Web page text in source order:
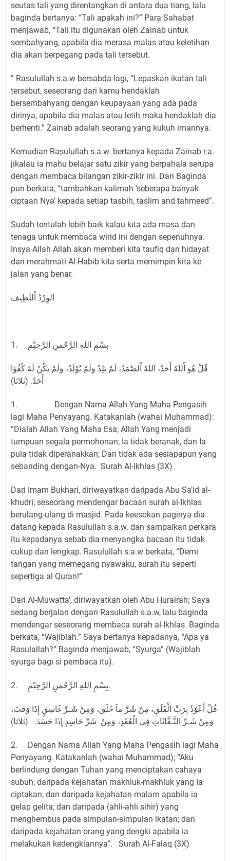
seutas tali yang direntangkan di antara dua tiang, lalu
baginda bertanya: “Tali apakah ini?” Para Sahabat
menjawab, “Tali itu digunakan oleh Zainab untuk
sembahyang, apabila dia merasa malas atau keletihan
dia akan berpegang pada tali tersebut.
” Rasulullah s.a.w bersabda lagi, “Lepaskan ikatan tali
tersebut, seseorang dari kamu hendaklah
bersembahyang dengan keupayaan yang ada pada
dirinya, apabila dia malas atau letih maka hendaklah dia
berhenti.” Zainab adalah seorang yang kukuh imannya.
Kemudian Rasulullah s.a.w. bertanya kepada Zainab r.a.
jikalau ia mahu belajar satu zikir yang berpahala serupa
dengan membaca bilangan zikir-zikir ini. Dan Baginda
pun berkata, “tambahkan kalimah ‘seberapa banyak
ciptaan Nya’ kepada setiap tasbih, taslim and tahmeed”.
Sudah tentulah lebih baik kalau kita ada masa dan
tenaga untuk membaca wirid ini dengan sepenuhnya.
Insya Allah Allah akan memberi kita taufiq dan hidayat
dan merahmati Al-Habib kita serta memimpin kita ke
jalan yang benar.
الوِرْدُ اْللَطِيف
1. بِسْمِ اللهِ الرَّحْمنِ الرَّحِيْمِ
قُلْ هُوَ اْللهُ أَحَدٌ، اَللهُ اْلصَّمَدُ، لَمْ يَلِدْ وَلَمْ يٌوْلَدْ، وَلَمْ يَكُنْ لَهُ كُفُوًا
أَحَدٌ. (ثلاثا)
1. Dengan Nama Allah Yang Maha Pengasih
lagi Maha Penyayang. Katakanlah (wahai Muhammad):
“Dialah Allah Yang Maha Esa; Allah Yang menjadi
tumpuan segala permohonan; Ia tidak beranak, dan Ia
pula tidak diperanakkan; Dan tidak ada sesiapapun yang
sebanding dengan-Nya. Surah Al-Ikhlas (3X)
Dari Imam Bukhari, diriwayatkan daripada Abu Sa’id al-
khudri; seseorang mendengar bacaan surah al-Ikhlas
berulang-ulang di masjid. Pada keesokan paginya dia
datang kepada Rasulullah s.a.w. dan sampaikan perkara
itu kepadanya sebab dia menyangka bacaan itu tidak
cukup dan lengkap. Rasulullah s.a.w berkata, “Demi
tangan yang memegang nyawaku, surah itu seperti
sepertiga al Quran!”
Dari Al-Muwatta', diriwayatkan oleh Abu Hurairah; Saya
sedang berjalan dengan Rasulullah s.a.w, lalu baginda
mendengar seseorang membaca surah al-Ikhlas. Baginda
berkata, “Wajiblah.” Saya bertanya kepadanya, “Apa ya
Rasulallah?” Baginda menjawab, “Syurga” (Wajiblah
syurga bagi si pembaca itu).
2. بِسْمِ اللهِ الرَّحْمنِ الرَّحِيْمِ.
قُلْ أَعُوْذُ بِرَبِّ الْفَلَقِ، مِنْ شَرِّ ماَ خَلَقَ، وَمِنْ شَـرِّ غَاسِقٍ إِذَا وَقَبَ،
وَمِنْ شَـرِّ النَّـفَّاثَاتِ فِي الْعُقَدِ، وَمِنْ شَرِّ حَاسِدٍ إِذَا حَسَدَ. (ثلاثا)
2. Dengan Nama Allah Yang Maha Pengasih lagi Maha
Penyayang. Katakanlah (wahai Muhammad); “Aku
berlindung dengan Tuhan yang menciptakan cahaya
subuh, daripada kejahatan makhluk-makhluk yang Ia
ciptakan; dan daripada kejahatan malam apabila ia
gelap gelita; dan daripada (ahli-ahli sihir) yang
menghembus pada simpulan-simpulan ikatan; dan
daripada kejahatan orang yang dengki apabila ia
melakukan kedengkiannya”. Surah Al-Falaq (3X)